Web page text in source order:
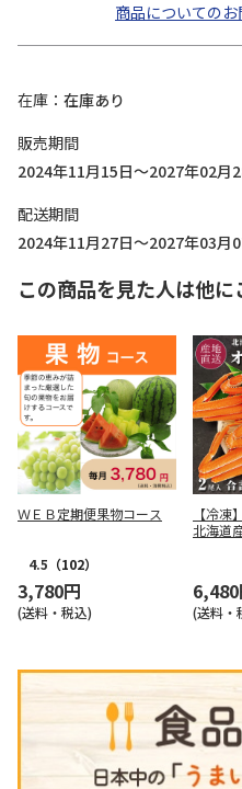
商品についての
在庫
在庫あり
販売期間
2024年11月15日～2027年02月
配送期間
2024年11月27日～2027年03月
この商品を見た人は他
ＷＥＢ定期便果物コース
4.5 （102）
3,780円
(送料・税込)
【冷
北海道
(送料・